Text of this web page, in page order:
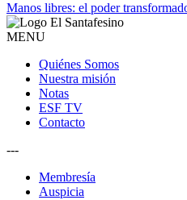
Manos libres: el poder
MENU
Quiénes Somos
Nuestra misión
Notas
ESF TV
Contacto
---
Membresía
Auspicia